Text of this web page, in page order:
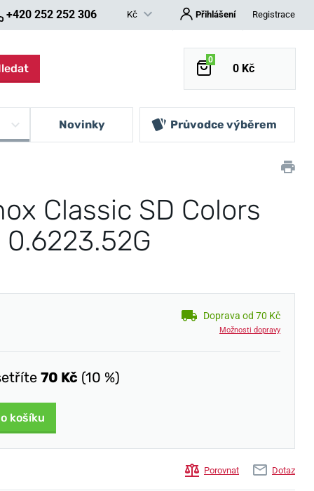
+420 252 252 306 Kč Přihlášení Registrace
0
0 Kč
Novinky Průvodce výběrem
Classic SD Colors
Doprava od 70 Kč
Možnosti dopravy
70 Kč (10 %)
košíku
Porovnat Dotaz